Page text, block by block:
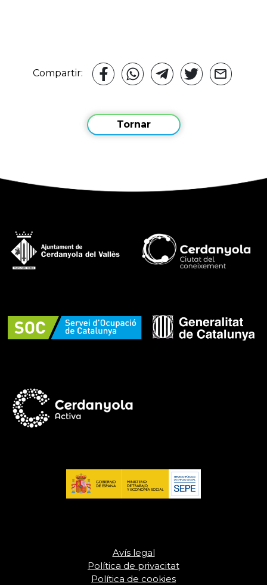
Compartir:
Tornar
Avís legal
Política de privacitat
Política de cookies